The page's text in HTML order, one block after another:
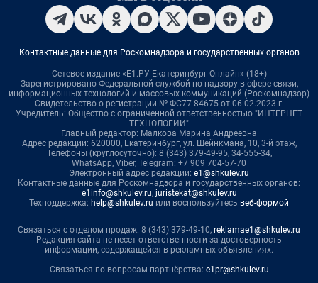
Контактные данные для Роскомнадзора и государственных органов
Сетевое издание «Е1.РУ Екатеринбург Онлайн» (18+)
Зарегистрировано Федеральной службой по надзору в сфере связи,
информационных технологий и массовых коммуникаций (Роскомнадзор)
Свидетельство о регистрации № ФС77-84675 от 06.02.2023 г.
Учредитель: Общество с ограниченной ответственностью "ИНТЕРНЕТ
ТЕХНОЛОГИИ"
Главный редактор: Малкова Марина Андреевна
Адрес редакции: 620000, Екатеринбург, ул. Шейнкмана, 10, 3-й этаж,
Телефоны (круглосуточно): 8 (343) 379-49-95, 34-555-34,
WhatsApp, Viber, Telegram: +7 909 704-57-70
Электронный адрес редакции: e1@shkulev.ru
Контактные данные для Роскомнадзора и государственных органов:
e1info@shkulev.ru, juristekat@shkulev.ru
Техподдержка: help@shkulev.ru или воспользуйтесь веб-формой
Связаться с отделом продаж: 8 (343) 379-49-10, reklamae1@shkulev.ru
Редакция сайта не несет ответственности за достоверность
информации, содержащейся в рекламных объявлениях.
Связаться по вопросам партнёрства: e1pr@shkulev.ru